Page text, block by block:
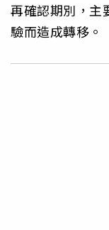
再確認期別，主
驗而造成轉移。